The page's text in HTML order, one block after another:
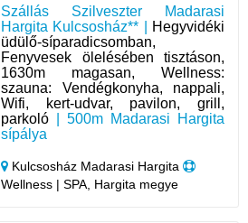
Szállás Szilveszter Madarasi
Hargita Kulcsosház** |
Hegyvidéki
üdülő-síparadicsomban,
Fenyvesek ölelésében tisztáson,
1630m magasan, Wellness:
szauna: Vendégkonyha, nappali,
Wifi, kert-udvar, pavilon, grill,
parkoló | 500m Madarasi Hargita
sípálya
Kulcsosház Madarasi Hargita
Wellness | SPA, Hargita megye